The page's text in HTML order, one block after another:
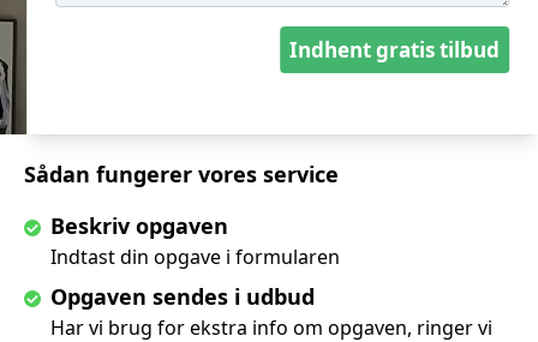
Sådan fungerer vores service
Beskriv opgaven
Indtast din opgave i formularen
Opgaven sendes i udbud
Har vi brug for ekstra info om opgaven, ringer vi
Indhent gratis tilbud